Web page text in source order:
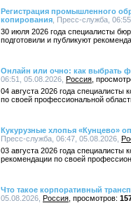
Регистрация промышленного
копирования , Пресс-служба,
30 июля 2026 года специалисты
подготовили и публикуют
Онлайн или очно: как выбрать
06:51, 05.08.2026, Россия
04 августа 2026 года специалисты
по своей профессиональной
Кукурузные хлопья «Кунцево»
Пресс-служба, 06:47, 05.08.2026,
03 августа 2026 года специалисты
рекомендации по своей
Что такое корпоративный
05.08.2026, Россия